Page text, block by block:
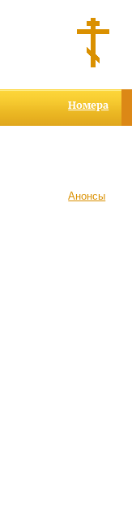
Номера
Анонсы